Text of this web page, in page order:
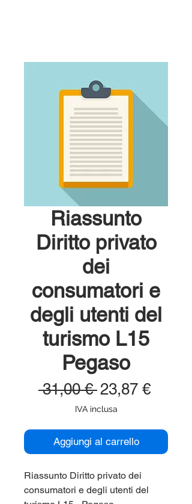
Riassunto
Diritto privato
dei
consumatori e
degli utenti del
turismo L15
Pegaso
31,00 € Prezzo
regolare
23,87 €Prezzo
IVA inclusa
Aggiungi al carrello
Riassunto Diritto privato dei
consumatori e degli utenti del